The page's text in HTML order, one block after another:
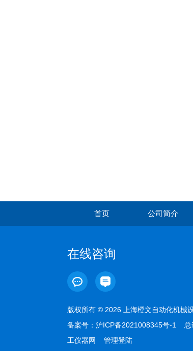
首页 公司简介
在线咨询
版权所有 © 2026 上海橙文自动化机械
备案号： 沪ICP备2021008345号-1 总
工仪器网
管理登陆